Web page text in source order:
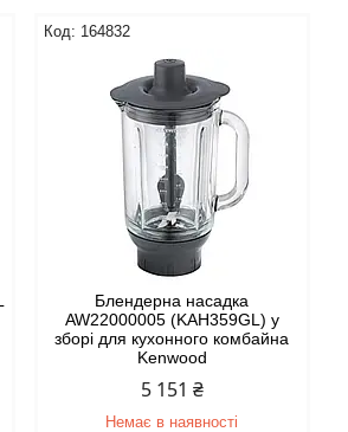
164832
Блендерна насадка
AW22000005 (KAH359GL) у
зборі для кухонного комбайна
Kenwood
5 151 ₴
Немає в наявності